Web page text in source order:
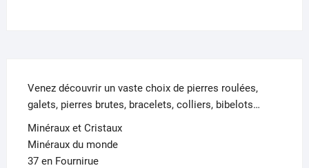
Venez découvrir un vaste choix de pierres roulées,
galets, pierres brutes, bracelets, colliers, bibelots…
Minéraux et Cristaux
Minéraux du monde
37 en Fournirue